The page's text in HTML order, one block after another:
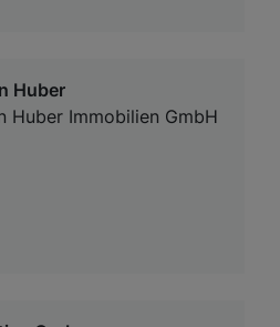
Huber
Huber Immobilien GmbH